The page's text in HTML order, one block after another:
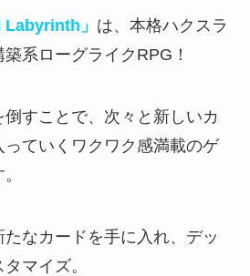
Labyrinth」 は、本格ハクスラ
系ローグライクRPG！
すことで、次々と新しいカ
ていくワクワク感満載のゲ
なカードを手に入れ、デッ
マイズ。